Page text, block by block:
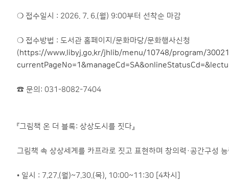
❍ 접수일시 : 2026. 7. 6.(월) 9:00부터 선착순 마감
❍ 접수방법 : 도서관 홈페이지/문화마당/문화행사신청
(https://www.libyj.go.kr/jhlib/menu/10748/program/
☎ 문의: 031-8082-7404
『그림책 온 더 블록: 상상도시를 짓다』
그림책 속 상상세계를 카프라로 짓고 표현하며 창의력·공간구성
• 일시 : 7.27.(월)~7.30.(목), 10:00~11:30 [4차시]